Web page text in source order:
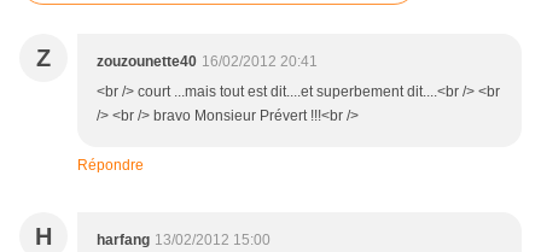
Z zouzounette40 16/02/2012 20:41
<br /> court ...mais tout est dit....et superbement dit....<br /> <br
/> <br /> bravo Monsieur Prévert !!!<br />
Répondre
H harfang 13/02/2012 15:00